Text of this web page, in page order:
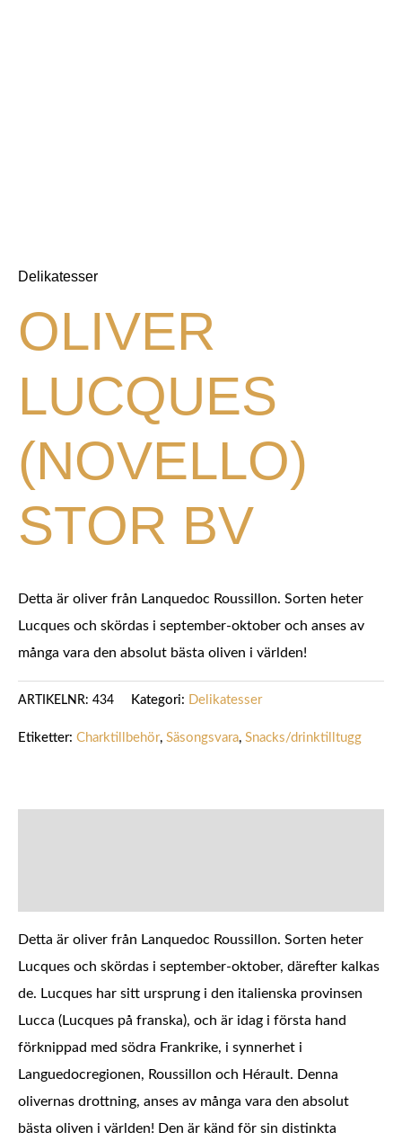
Delikatesser
OLIVER
LUCQUES
(NOVELLO)
STOR BV
Detta är oliver från Lanquedoc Roussillon. Sorten heter
Lucques och skördas i september-oktober och anses av
många vara den absolut bästa oliven i världen!
ARTIKELNR: 434 Kategori: Delikatesser
Etiketter: Charktillbehör, Säsongsvara, Snacks/drinktilltugg
Detta är oliver från Lanquedoc Roussillon. Sorten heter
Lucques och skördas i september-oktober, därefter kalkas
de. Lucques har sitt ursprung i den italienska provinsen
Lucca (Lucques på franska), och är idag i första hand
förknippad med södra Frankrike, i synnerhet i
Languedocregionen, Roussillon och Hérault. Denna
olivernas drottning, anses av många vara den absolut
bästa oliven i världen! Den är känd för sin distinkta